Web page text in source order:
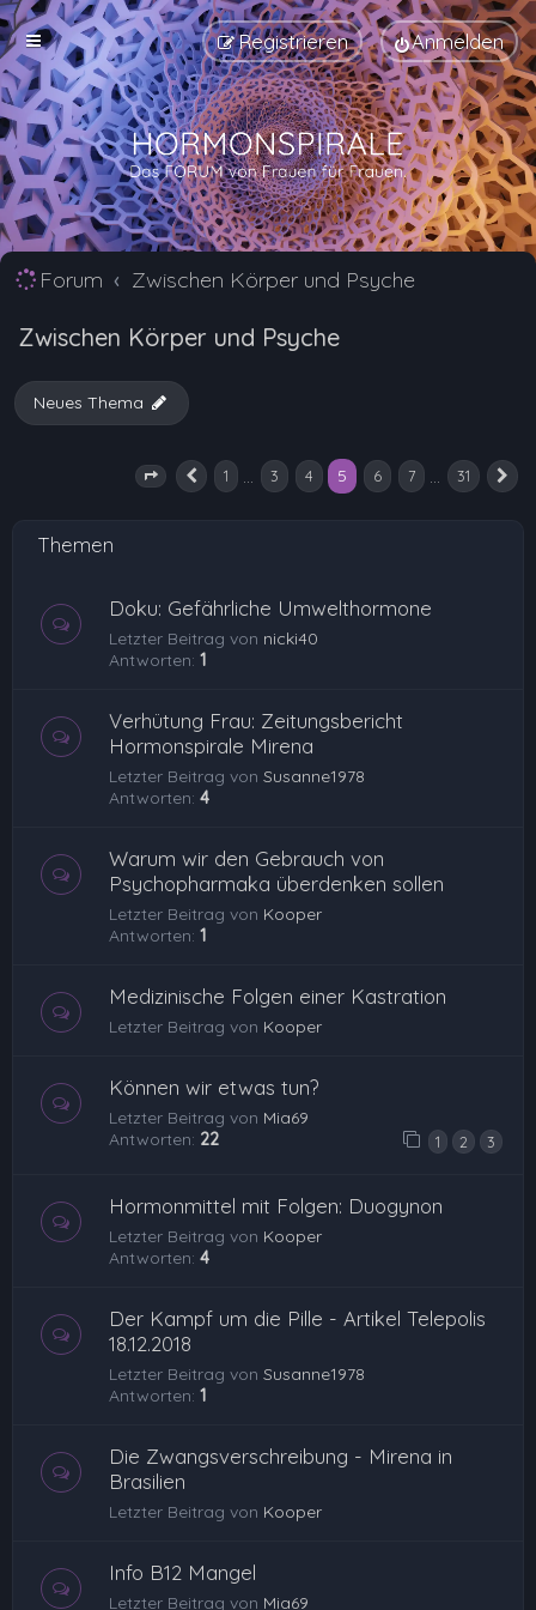
Anmelden
Registrieren
Forum Zwischen Körper und Psyche
Zwischen Körper und Psyche
Neues Thema
Seite 5 von 31
Vorherige
1 3 4 5 6 7 31
Themen
Doku: Gefährliche Umwelthormone
Letzter Beitrag von nicki40
Antworten: 1
Verhütung Frau: Zeitungsbericht
Hormonspirale Mirena
Letzter Beitrag von Susanne1978
Antworten: 4
Warum wir den Gebrauch von
Psychopharmaka überdenken sollen
Letzter Beitrag von Kooper
Antworten: 1
Medizinische Folgen einer Kastration
Letzter Beitrag von Kooper
Können wir etwas tun?
Letzter Beitrag von Mia69
Antworten: 22 1 2 3
Hormonmittel mit Folgen: Duogynon
Letzter Beitrag von Kooper
Antworten: 4
Der Kampf um die Pille - Artikel Telepolis
18.12.2018
Letzter Beitrag von Susanne1978
Antworten: 1
Die Zwangsverschreibung - Mirena in
Brasilien
Letzter Beitrag von Kooper
Info B12 Mangel
Letzter Beitrag von Mia69